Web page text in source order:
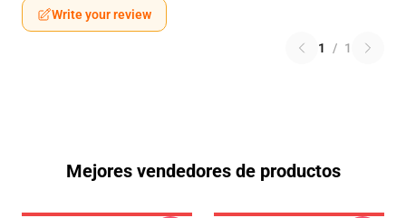
Write your review
1 / 1
Mejores vendedores de productos